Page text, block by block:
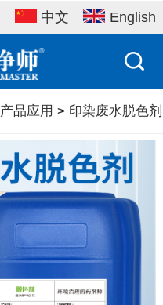
中文 English
产品应用 > 印染废水脱色剂